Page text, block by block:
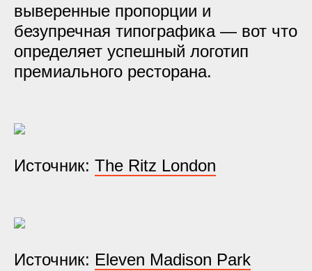
выверенные пропорции и
безупречная типографика — вот что
определяет успешный логотип
премиального ресторана.
Источник: The Ritz London
Источник: Eleven Madison Park